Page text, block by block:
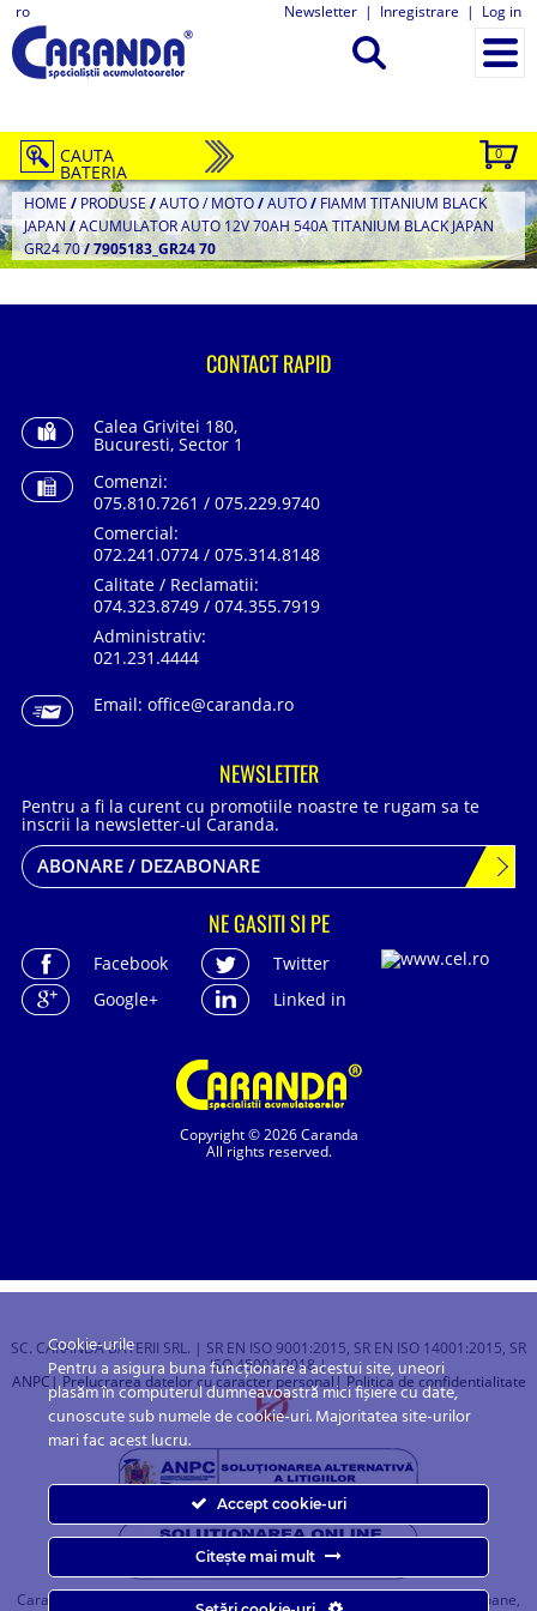
ro Newsletter | Inregistrare | Log in
0
CAUTA
BATERIA
HOME / PRODUSE/AUTO / MOTO/AUTO/ FIAMM TITANIUM BLACK
JAPAN/ACUMULATOR AUTO 12V 70AH 540A TITANIUM BLACK JAPAN
GR24 70/7905183_GR24 70
Copyright © 2026 Caranda
All rights reserved.
CONTACT RAPID
Calea Grivitei 180,
Bucuresti, Sector 1
Comenzi:
075.810.7261 / 075.229.9740
Comercial:
072.241.0774 / 075.314.8148
Calitate / Reclamatii:
074.323.8749 / 074.355.7919
Administrativ:
021.231.4444
Email: office@caranda.ro
NEWSLETTER
Pentru a fi la curent cu promotiile noastre te rugam sa te
inscrii la newsletter-ul Caranda.
ABONARE / DEZABONARE
NE GASITI SI PE
Facebook
Twitter
Google+
Linked in
SC. CARANDA BATERII SRL. | SR EN ISO 9001:2015, SR EN ISO 14001:2015, SR
ISO 45001:2018 |
ANPC | Prelucrarea datelor cu caracter personal| Politica de confidentialitate
Caranda.ro este un magazin online cu baterii pentru automobile, camioane,
Cookie-urile
Pentru a asigura buna funcționare a acestui site, uneori
plasăm în computerul dumneavoastră mici fișiere cu date,
cunoscute sub numele de cookie-uri. Majoritatea site-urilor
mari fac acest lucru.
Accept cookie-uri
Citește mai mult